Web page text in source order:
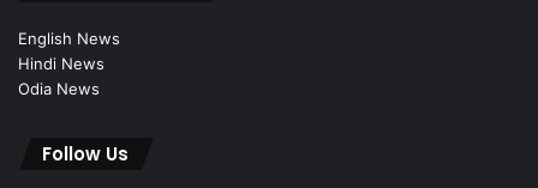
English News
Hindi News
Odia News
Follow Us